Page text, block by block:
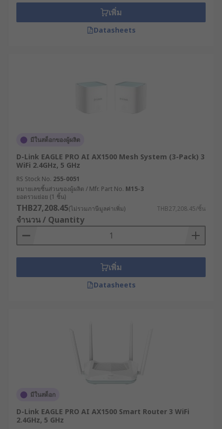
เราเตอร์กระจายสัญญาณ WiFi ทำงานด้วยหลักการ
สำคัญที่เรียกว่า "การค้นหาเส้นทาง" (Routing) ซึ่ง
เป็นกระบวนการตัดสินใจเลือกเส้นทางที่เหมาะสมที่สุด
พิจารณาปัจจัยต่าง ๆ เช่น จำนวนเครือข่ายที่ต้องผ่าน
(Hop Count) ความเร็วของเส้นทาง หรือสถานะของ
เส้นทางนั้น ๆ ว่ายังทำงานได้ดีหรือไม่
สำหรับเราเตอร์เกรดอุตสาหกรรม ระบบการทำงานได้
รับการพัฒนาให้มีความซับซ้อนมากขึ้น โดยรองรับ
เทคโนโลยีการเชื่อมต่อที่หลากหลาย เช่น
การเชื่อมต่อแบบ Dual WAN สำหรับความเสถียร
ในการเชื่อมต่อ
ระบบ Failover ที่สามารถสลับไปใช้ช่องทางการ
เชื่อมต่อสำรองได้โดยอัตโนมัติเมื่อเส้นทางหลักมี
ประโยชน์ของเราเตอร์
อินเทอร์เน็ตที่ผู้ประกอบการ
ควรรู้
เพิ่ม
Datasheets
มีในสต็อกของผู้ผลิต
D-Link EAGLE PRO AI AX1500 Mesh System (3-Pack) 3
WiFi 2.4GHz, 5 GHz
RS Stock No. 255-0051
หมายเลขชิ้นส่วนของผู้ผลิต / Mfr. Part No. M15-3
ยอดรวมย่อย (1 ชิ้น)
THB27,208.45(ไม่รวมภาษีมูลค่าเพิ่ม) THB27,208.45/ชิ้น
จำนวน / Quantity
เพิ่ม
Datasheets
มีในสต็อก
D-Link EAGLE PRO AI AX1500 Smart Router 3 WiFi
2.4GHz, 5 GHz